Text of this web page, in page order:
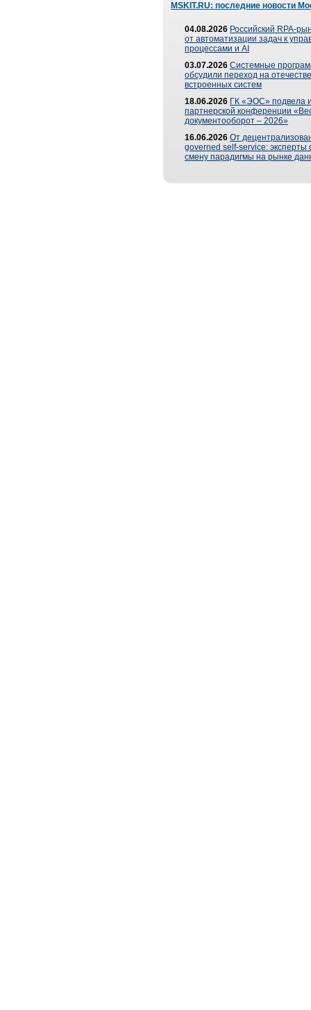
MSKIT.RU: последние новости
04.08.2026 Российский RPA-
от автоматизации задач к
процессами и AI
03.07.2026 Системные
обсудили переход на
встроенных систем
18.06.2026 ГК «ЭОС» подвела
партнерской конференции
документооборот – 2026»
16.06.2026 От
governed self-service: эксперты
смену парадигмы на рынке